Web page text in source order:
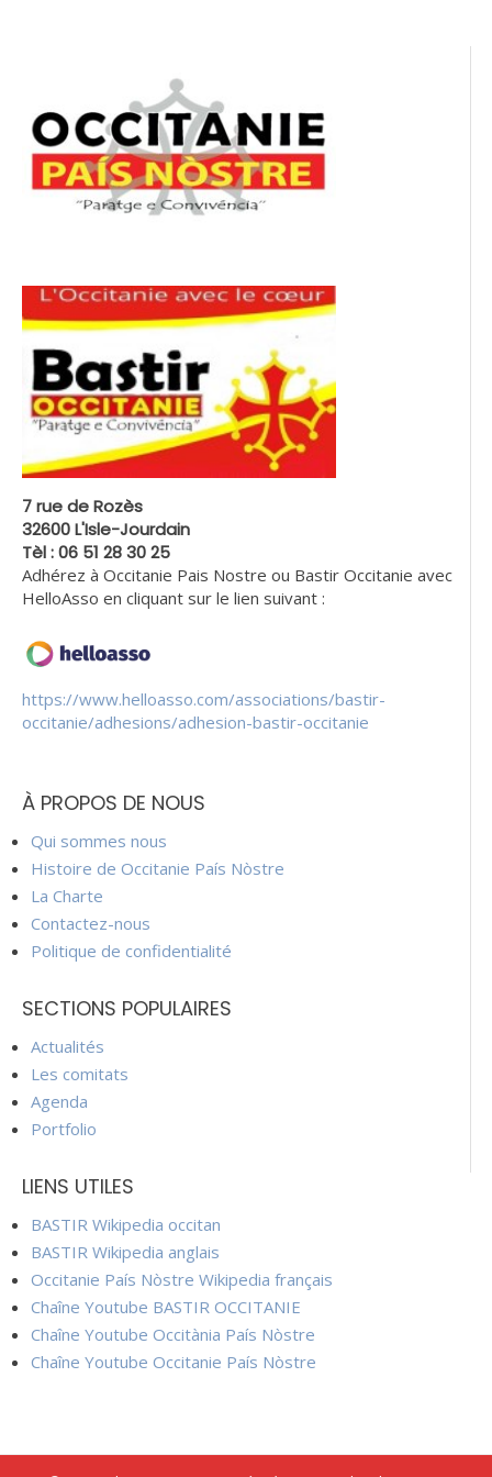
7 rue de Rozès
32600 L'Isle-Jourdain
Tèl : 06 51 28 30 25
Adhérez à Occitanie Pais Nostre ou Bastir Occitanie avec
HelloAsso en cliquant sur le lien suivant :
https://www.helloasso.com/associations/bastir-
occitanie/adhesions/adhesion-bastir-occitanie
À PROPOS DE NOUS
Qui sommes nous
Histoire de Occitanie País Nòstre
La Charte
Contactez-nous
Politique de confidentialité
SECTIONS POPULAIRES
Actualités
Les comitats
Agenda
Portfolio
LIENS UTILES
BASTIR Wikipedia occitan
BASTIR Wikipedia anglais
Occitanie País Nòstre Wikipedia français
Chaîne Youtube BASTIR OCCITANIE
Chaîne Youtube Occitània País Nòstre
Chaîne Youtube Occitanie País Nòstre